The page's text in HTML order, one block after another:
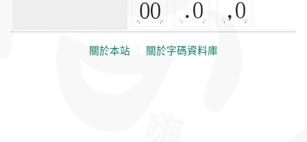
關於本站 關於字碼資料庫